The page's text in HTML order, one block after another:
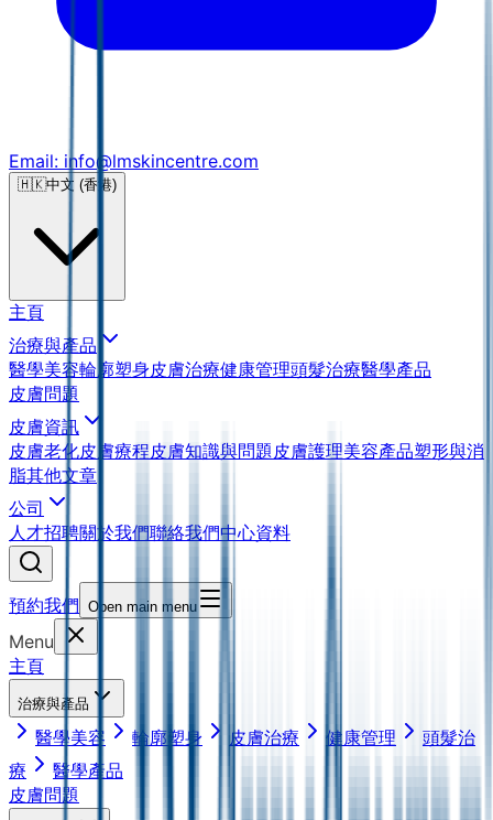
Email: info@lmskincentre.com
🇭🇰中文 (香港)
主頁
治療與產品
醫學美容輪廓塑身皮膚治療健康管理頭髮治療醫學產品
皮膚問題
皮膚資訊
皮膚老化皮膚療程皮膚知識與問題皮膚護理美容產品塑形與消
脂其他文章
公司
人才招聘關於我們聯絡我們中心資料
預約我們 Open main menu
Menu
主頁
治療與產品
醫學美容 輪廓塑身 皮膚治療 健康管理
頭髮治
療
醫學產品
皮膚問題